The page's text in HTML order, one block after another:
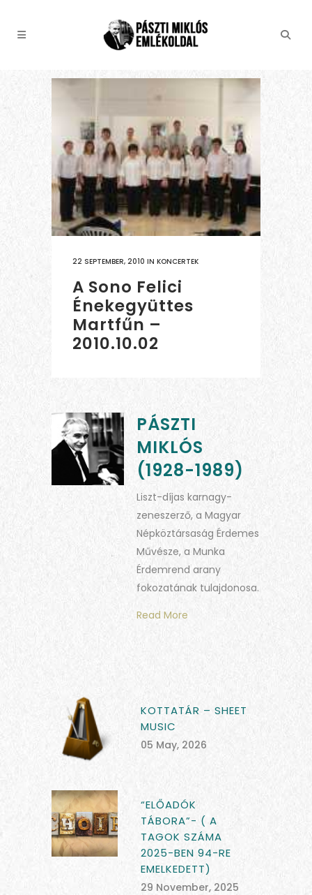
22 SEPTEMBER, 2010 IN KONCERTEK
A Sono Felici
Énekegyüttes
Martfűn –
2010.10.02
PÁSZTI
MIKLÓS
(1928-1989)
Liszt-díjas karnagy-
zeneszerző, a Magyar
Népköztársaság Érdemes
Művésze, a Munka
Érdemrend arany
fokozatának tulajdonosa.
Read More
KOTTATÁR – SHEET
MUSIC
05 May, 2026
“ELŐADÓK
TÁBORA”- ( A
TAGOK SZÁMA
2025-BEN 94-RE
EMELKEDETT)
29 November, 2025